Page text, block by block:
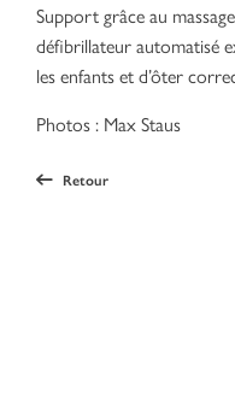
Support grâce au
défibrillateur automatisé
les enfants et d’ôter
Photos : Max Staus
Retour